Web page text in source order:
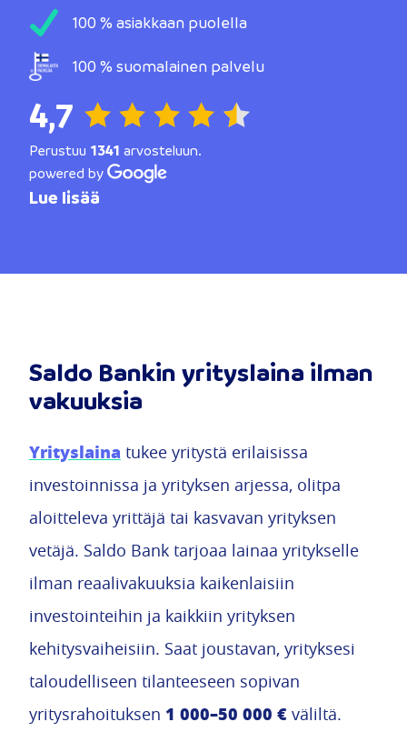
100 % asiakkaan puolella
100 % suomalainen palvelu
4,7
Perustuu 1341 arvosteluun.
powered by
Lue lisää
Saldo Bankin yrityslaina ilman
vakuuksia
Yrityslaina tukee yritystä erilaisissa
investoinnissa ja yrityksen arjessa, olitpa
aloitteleva yrittäjä tai kasvavan yrityksen
vetäjä. Saldo Bank tarjoaa lainaa yritykselle
ilman reaalivakuuksia kaikenlaisiin
investointeihin ja kaikkiin yrityksen
kehitysvaiheisiin. Saat joustavan, yrityksesi
taloudelliseen tilanteeseen sopivan
yritysrahoituksen 1 000–50 000 € väliltä.